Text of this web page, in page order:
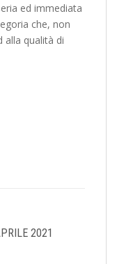
ed immediata
che, non
alla qualità di
2021